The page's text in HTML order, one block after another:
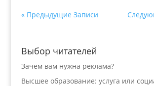
« Предыдущие Записи
Выбор читателей
Зачем вам нужна реклама?
Высшее образование: услуга или